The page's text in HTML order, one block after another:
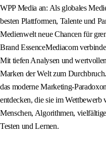
WPP Media an: Als globales
besten Plattformen, Talente und
Medienwelt neue Chancen für
Brand EssenceMediacom
Mit tiefen Analysen und
Marken der Welt zum
das moderne Marketing-
entdecken, die sie im
Menschen, Algorithmen,
Testen und Lernen.